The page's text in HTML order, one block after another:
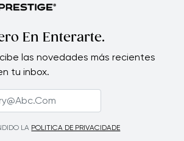
En Enterarte.
las novedades más recientes
tu inbox.
LA POLITICA DE PRIVACIDADE